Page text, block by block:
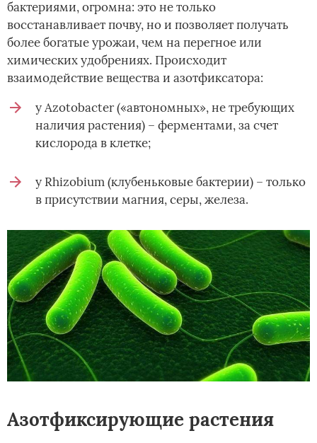
бактериями, огромна: это не только
восстанавливает почву, но и позволяет получать
более богатые урожаи, чем на перегное или
химических удобрениях. Происходит
взаимодействие вещества и азотфиксатора:
у Azotobacter («автономных», не требующих
наличия растения) – ферментами, за счет
кислорода в клетке;
у Rhizobium (клубеньковые бактерии) – только
в присутствии магния, серы, железа.
Азотфиксирующие растения